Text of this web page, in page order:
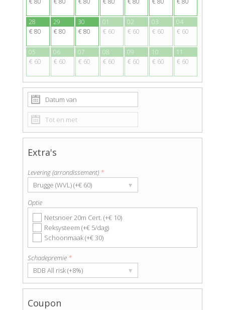
28
€ 80
29
€ 80
30
€ 80
01
€ 60
02
€ 60
03
€ 60
04
€ 60
05
€ 60
06
€ 60
07
€ 60
08
€ 60
09
€ 60
10
€ 60
11
€ 60
Extra's
Levering (arrondissement) *
Brugge (WVL) (+€ 60)
▾
Optie
Netsnoer 20m Cert. (+€ 10)
Reksysteem (+€ 5/dag)
Schoonmaak (+€ 30)
Schadepremie *
BDB All risk (+8%)
▾
Coupon